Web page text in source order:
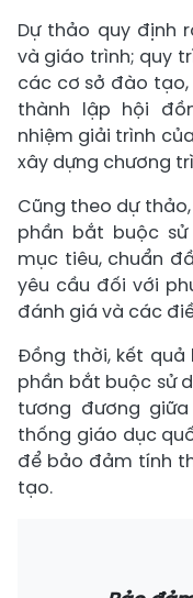
Dự thảo quy định
và giáo trình; quy
các cơ sở đào tạo,
thành lập hội
nhiệm giải trình
xây dựng chương
Cũng theo dự
phần bắt buộc
mục tiêu, chuẩn
yêu cầu đối với
đánh giá và các
Đồng thời, kết
phần bắt buộc sử
tương đương
thống giáo dục
để bảo đảm tính
tạo.